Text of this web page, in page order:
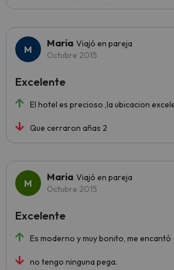
Maria Viajó en pareja
Octubre 2015
El hotel es precioso ,la ubicacion
Que cerraron añas 2
Excelente
Maria Viajó en pareja
Octubre 2015
Es moderno y muy bonito, me encantó
no tengo ninguna pega.
Excelente